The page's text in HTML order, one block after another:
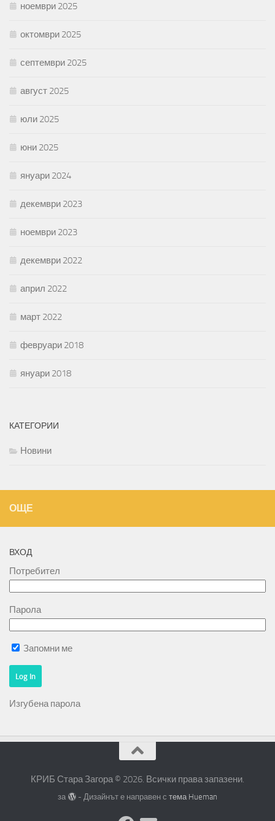
ноември 2025
октомври 2025
септември 2025
август 2025
юли 2025
юни 2025
януари 2024
декември 2023
ноември 2023
декември 2022
април 2022
март 2022
февруари 2018
януари 2018
КАТЕГОРИИ
Новини
ОЩЕ
ВХОД
Потребител
Парола
Запомни ме
Изгубена парола
КРИБ Стара Загора © 2026. Всички права запазени.
за - Дизайнът е направен с тема Hueman